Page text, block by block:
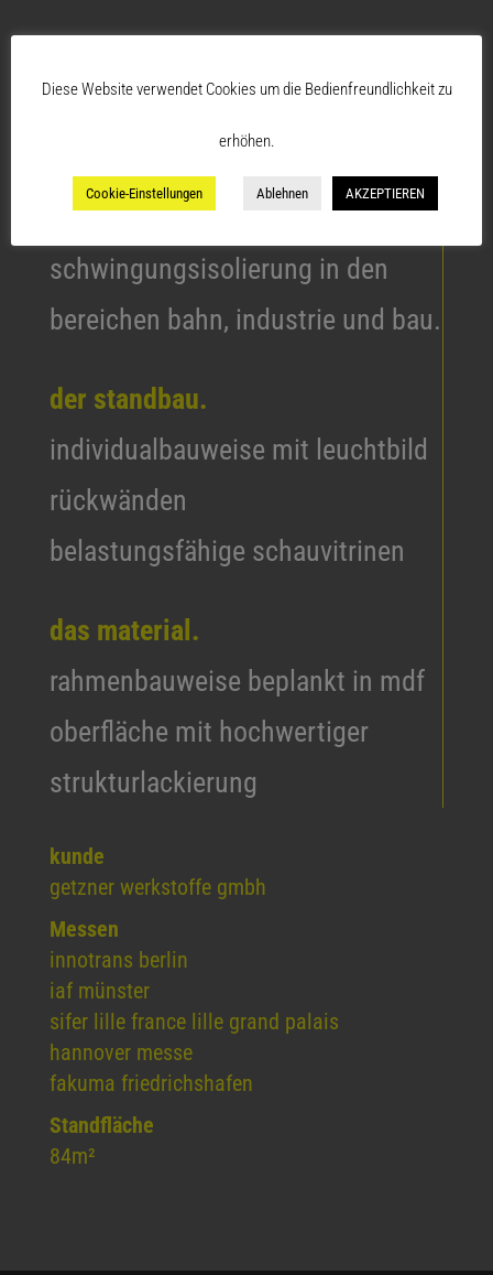
die getzner werkstoff gmbh ist
spezialist für
schwingungsisolierung in den
bereichen bahn, industrie und bau.
der standbau.
individualbauweise mit leuchtbild
rückwänden
belastungsfähige schauvitrinen
das material.
rahmenbauweise beplankt in mdf
oberfläche mit hochwertiger
strukturlackierung
kunde
getzner werkstoffe gmbh
Messen
innotrans berlin
iaf münster
sifer lille france lille grand palais
hannover messe
fakuma friedrichshafen
Standfläche
84m²
Diese Website verwendet Cookies um die Bedienfreundlichkeit zu
erhöhen.
Cookie-Einstellungen Ablehnen AKZEPTIEREN